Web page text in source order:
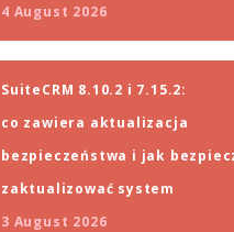
4 August 2026
SuiteCRM 8.10.2 i 7.15.2:
co zawiera aktualizacja
bezpieczeństwa i jak
zaktualizować system
3 August 2026